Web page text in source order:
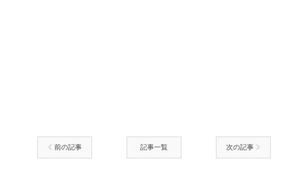
前の記事 記事一覧 次の記事